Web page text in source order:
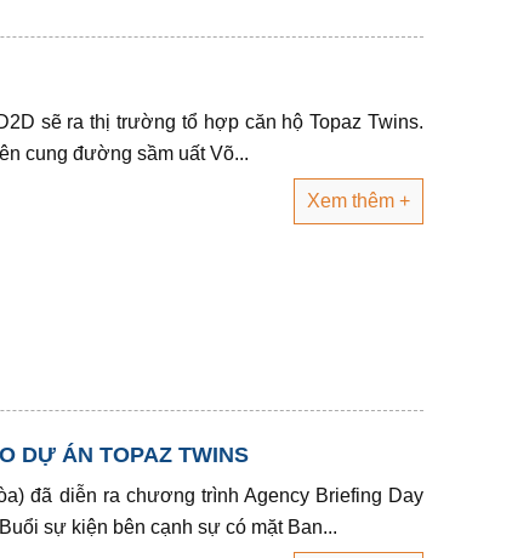
sẽ ra thị trường tổ hợp căn hộ Topaz Twins.
cung đường sầm uất Võ...
Xem thêm +
DỰ ÁN TOPAZ TWINS
đã diễn ra chương trình Agency Briefing Day
sự kiện bên cạnh sự có mặt Ban...